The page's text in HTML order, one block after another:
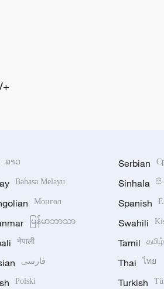
ລາວ
Bahasa Melayu
Монгол
မြန်မာဘာသာ
नेपाली
فارسی
Polski
Serbian
Sinhala
Spanish
Swahili
Tamil தமிழ்
Thai ไทย
Turkish